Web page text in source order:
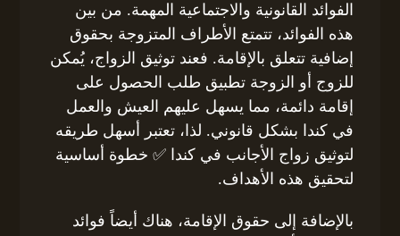
الفوائد القانونية والاجتماعية المهمة. من بين
هذه الفوائد، تتمتع الأطراف المتزوجة بحقوق
إضافية تتعلق بالإقامة. فعند توثيق الزواج، يُمكن
للزوج أو الزوجة تطبيق طلب الحصول على
إقامة دائمة، مما يسهل عليهم العيش والعمل
في كندا بشكل قانوني. لذا، تعتبر أسهل طريقه
لتوثيق زواج الأجانب في كندا ✅ خطوة أساسية
لتحقيق هذه الأهداف.
بالإضافة إلى حقوق الإقامة، هناك أيضاً فوائد